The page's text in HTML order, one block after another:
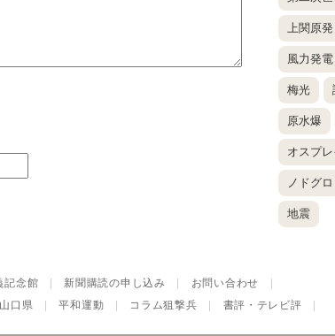
上関原発
風力発電
梅光
原水爆
オスプレ
ノドグロ
地震
記念館 新聞購読の申し込み お問い合わせ
山口県 |平和運動 コラム狙撃兵 書評・テレビ評